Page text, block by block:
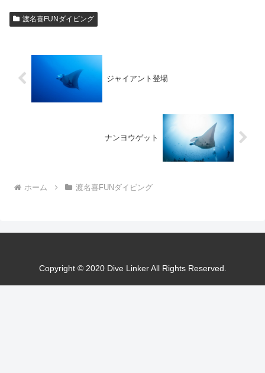
渡名喜FUNダイビング
ジャイアント登場
ナンヨウゲット
ホーム 渡名喜FUNダイビング
Copyright © 2020 Dive Linker All Rights Reserved.